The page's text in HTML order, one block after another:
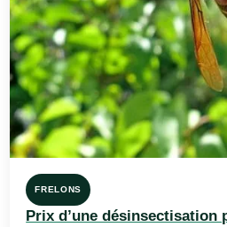
FRELONS
Prix d’une désinsectisation